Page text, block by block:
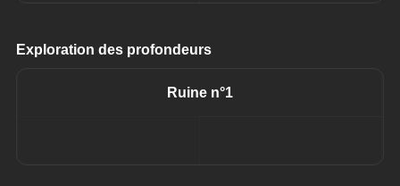
Exploration des profondeurs
Ruine n°1